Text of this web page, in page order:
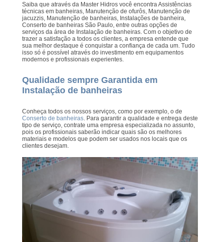
Saiba que através da Master Hidros você encontra Assistências
técnicas em banheiras, Manutenção de ofurôs, Manutenção de
jacuzzis, Manutenção de banheiras, Instalações de banheira,
Conserto de banheiras São Paulo, entre outras opções de
serviços da área de Instalação de banheiras. Com o objetivo de
trazer a satisfação a todos os clientes, a empresa entende que
sua melhor destaque é conquistar a confiança de cada um. Tudo
isso só é possível através do investimento em equipamentos
modernos e profissionais experientes.
Qualidade sempre Garantida em
Instalação de banheiras
Conheça todos os nossos serviços, como por exemplo, o de
Conserto de banheiras. Para garantir a qualidade e entrega deste
tipo de serviço, contrate uma empresa especializada no assunto,
pois os profissionais saberão indicar quais são os melhores
materiais e modelos que podem ser usados nos locais que os
clientes desejam.